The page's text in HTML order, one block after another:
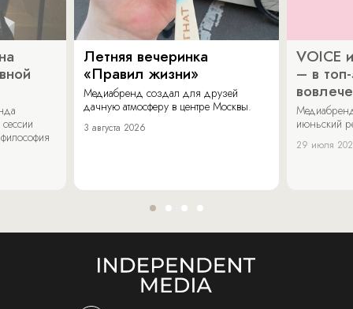
Летняя вечеринка
«Правил жизни»
Медиабренд создал для друзей
дачную атмосферу в центре Москвы.
3 августа 2026
VOICE
– в
июньский
29 июля